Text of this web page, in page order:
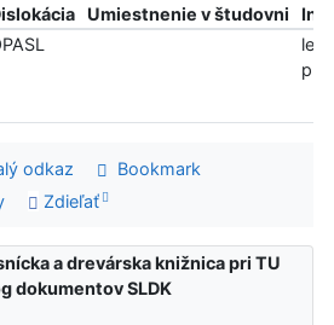
Umiestnenie v študovni
Info
len
odkaz
Bookmark
Zdieľať
a drevárska knižnica pri TU
dokumentov SLDK